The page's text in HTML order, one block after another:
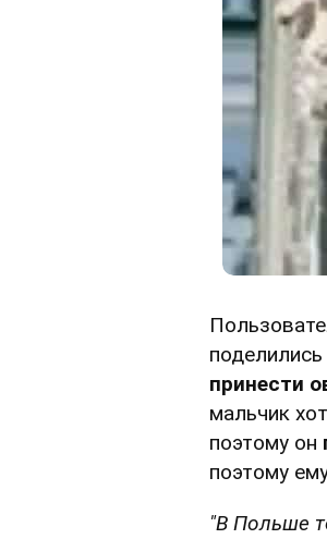
принести
мальчик
поэтому он
поэтому
"В Польше